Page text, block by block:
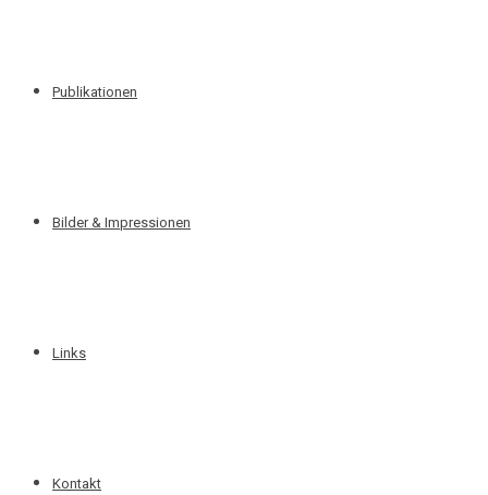
Publikationen
Bilder & Impressionen
Links
Kontakt